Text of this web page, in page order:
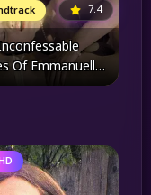
7.4
Of Emmanuelle